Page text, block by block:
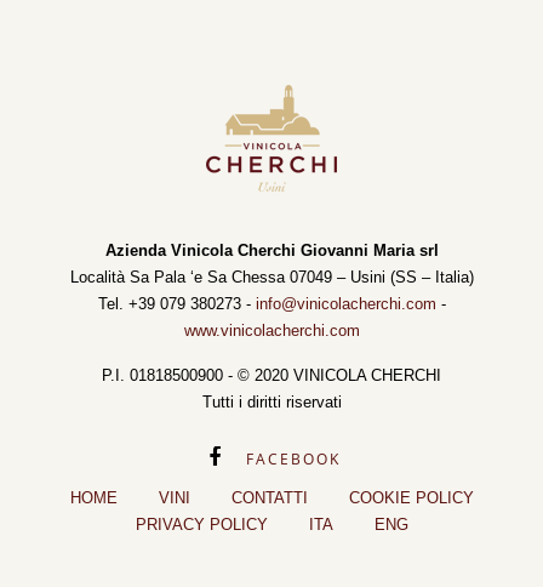
Azienda Vinicola Cherchi Giovanni Maria srl
Località Sa Pala ‘e Sa Chessa 07049 – Usini (SS – Italia)
Tel. +39 079 380273 - info@vinicolacherchi.com -
www.vinicolacherchi.com
P.I. 01818500900 - © 2020 VINICOLA CHERCHI
Tutti i diritti riservati
FACEBOOK
HOME VINI CONTATTI
COOKIE POLICY
PRIVACY POLICY
ITA ENG